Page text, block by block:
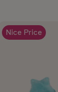
Nice Price